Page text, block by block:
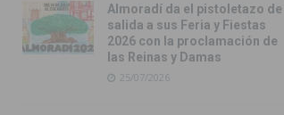
Almoradí da el pistoletazo de
salida a sus Feria y Fiestas
2026 con la proclamación de
las Reinas y Damas
25/07/2026